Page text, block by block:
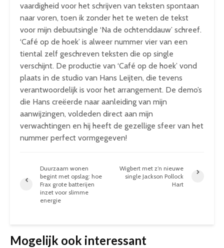
vaardigheid voor het schrijven van teksten spontaan
naar voren, toen ik zonder het te weten de tekst
voor mijn debuutsingle ‘Na de ochtenddauw’ schreef.
‘Café op de hoek’ is alweer nummer vier van een
tiental zelf geschreven teksten die op single
verschijnt. De productie van ‘Café op de hoek’ vond
plaats in de studio van Hans Leijten, die tevens
verantwoordelijk is voor het arrangement. De demo’s
die Hans creëerde naar aanleiding van mijn
aanwijzingen, voldeden direct aan mijn
verwachtingen en hij heeft de gezellige sfeer van het
nummer perfect vormgegeven!
Duurzaam wonen
begint met opslag: hoe
Frax grote batterijen
inzet voor slimme
energie
Wigbert met z’n nieuwe
single Jackson Pollock
Hart
Mogelijk ook interessant